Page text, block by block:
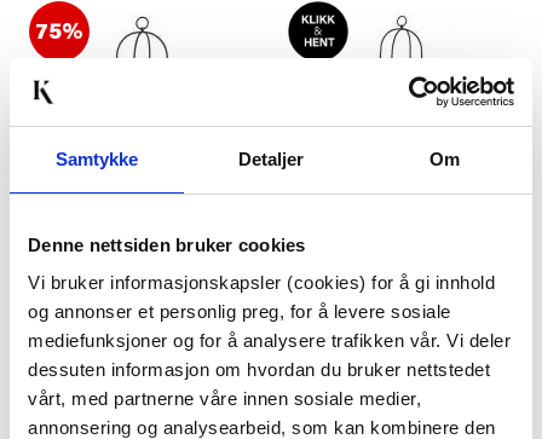
Samtykke Detaljer Om
Denne nettsiden bruker cookies
Vi bruker informasjonskapsler (cookies) for å gi innhold
og annonser et personlig preg, for å levere sosiale
mediefunksjoner og for å analysere trafikken vår. Vi deler
dessuten informasjon om hvordan du bruker nettstedet
vårt, med partnerne våre innen sosiale medier,
annonsering og analysearbeid, som kan kombinere den
75%
HENGEPOTTE SINGEL 45
CM SORT
99,00
Før399,00
KJØP
HENGEPOTTE DOBBEL
58 CM SORT
129,00
Før549,00
Vis mer